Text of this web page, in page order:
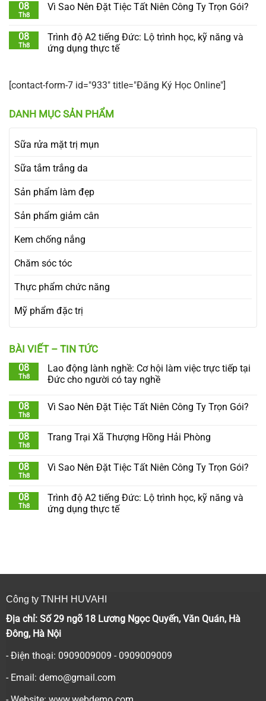
08
Th8
Vì Sao Nên Đặt Tiệc Tất Niên Công Ty Trọn Gói?
08
Th8
Trình độ A2 tiếng Đức: Lộ trình học, kỹ năng và
ứng dụng thực tế
[contact-form-7 id="933" title="Đăng Ký Học Online"]
DANH MỤC SẢN PHẨM
Sữa rửa mặt trị mụn
Sữa tắm trắng da
Sản phẩm làm đẹp
Sản phẩm giảm cân
Kem chống nắng
Chăm sóc tóc
Thực phẩm chức năng
Mỹ phẩm đặc trị
BÀI VIẾT – TIN TỨC
08
Th8
Lao động lành nghề: Cơ hội làm việc trực tiếp tại
Đức cho người có tay nghề
08
Th8
Vì Sao Nên Đặt Tiệc Tất Niên Công Ty Trọn Gói?
08
Th8
Trang Trại Xã Thượng Hồng Hải Phòng
08
Th8
Vì Sao Nên Đặt Tiệc Tất Niên Công Ty Trọn Gói?
08
Th8
Trình độ A2 tiếng Đức: Lộ trình học, kỹ năng và
ứng dụng thực tế
Công ty TNHH HUVAHI
Địa chỉ: Số 29 ngõ 18 Lương Ngọc Quyến, Văn Quán, Hà
Đông, Hà Nội
- Điện thoại: 0909009009 - 0909009009
- Email: demo@gmail.com